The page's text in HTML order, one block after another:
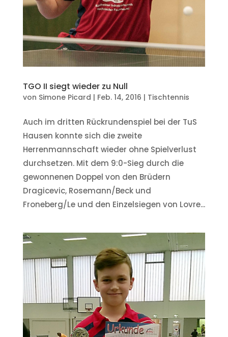
TGO II siegt wieder zu Null
von Simone Picard | Feb. 14, 2016 | Tischtennis
Auch im dritten Rückrundenspiel bei der TuS
Hausen konnte sich die zweite
Herrenmannschaft wieder ohne Spielverlust
durchsetzen. Mit dem 9:0-Sieg durch die
gewonnenen Doppel von den Brüdern
Dragicevic, Rosemann/Beck und
Froneberg/Le und den Einzelsiegen von Lovre...